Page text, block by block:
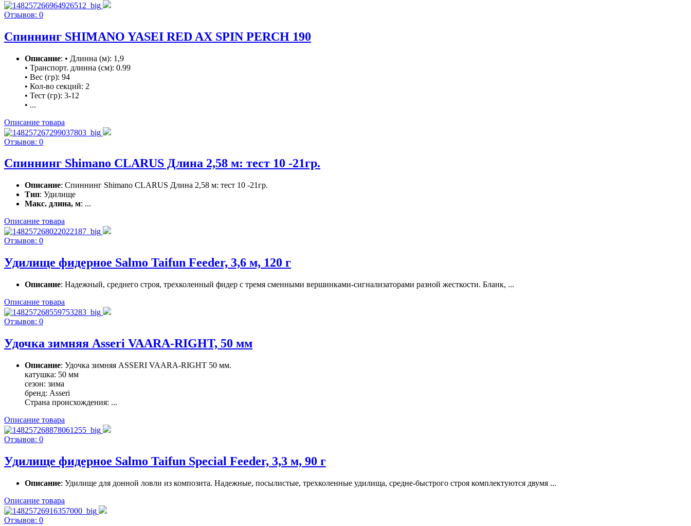
Отзывов: 0
Спиннинг SHIMANO YASEI RED AX SPIN PERCH 190
Описание: • Длинна (м): 1,9
• Транспорт. длинна (см): 0.99
• Вес (гр): 94
• Кол-во секций: 2
• Тест (гр): 3-12
• ...
Описание товара
Отзывов: 0
Спиннинг Shimano CLARUS Длина 2,58 м: тест 10 -21гр.
Описание: Спиннинг Shimano CLARUS Длина 2,58 м: тест 10 -21гр.
Тип: Удилище
Макс. длина, м: ...
Описание товара
Отзывов: 0
Удилище фидерное Salmo Taifun Feeder, 3,6 м, 120 г
Описание: Надежный, среднего строя, трехколенный фидер с тремя сменными вершинками-сигнализаторами разной жесткости. Бланк, ...
Описание товара
Отзывов: 0
Удочка зимняя Asseri VAARA-RIGHT, 50 мм
Описание: Удочка зимняя ASSERI VAARA-RIGHT 50 мм.
катушка: 50 мм
сезон: зима
бренд: Asseri
Страна происхождения: ...
Описание товара
Отзывов: 0
Удилище фидерное Salmo Taifun Special Feeder, 3,3 м, 90 г
Описание: Удилище для донной ловли из композита. Надежные, посылистые, трехколенные удилища, средне-быстрого строя комплектуются двумя ...
Описание товара
Отзывов: 0